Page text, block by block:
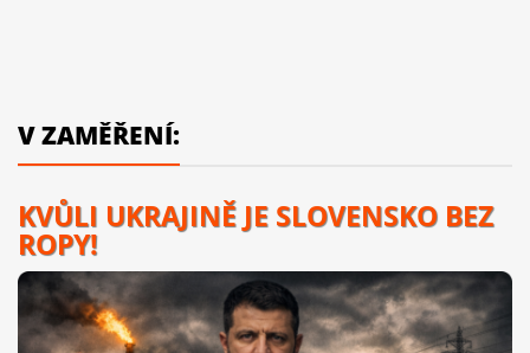
V ZAMĚŘENÍ:
KVŮLI UKRAJINĚ JE SLOVENSKO BEZ
ROPY!